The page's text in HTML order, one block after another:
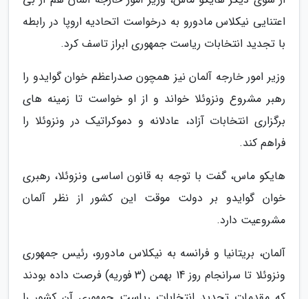
اعتنایی نیکلاس مادورو به درخواست اتحادیه اروپا در رابطه
با تجدید انتخابات ریاست جمهوری ابراز تاسف کرد.
وزیر امور خارجه آلمان نیز همچون صدراعظم خوان گوایدو را
رهبر مشروع ونزوئلا خواند و از او خواست تا زمینه های
برگزاری انتخابات آزاد، عادلانه و دموکراتیک در ونزوئلا را
فراهم کند.
هایکو ماس، گفت با توجه به قانون اساسی ونزوئلا، رهبری
خوان گوایدو بر دولت موقت این کشور از نظر آلمان
مشروعیت دارد.
آلمان، بریتانیا و فرانسه به نیکلاس مادورو، رئیس جمهوری
ونزوئلا تا سرانجام روز 14 بهمن (3 فوریه) فرصت داده بودند